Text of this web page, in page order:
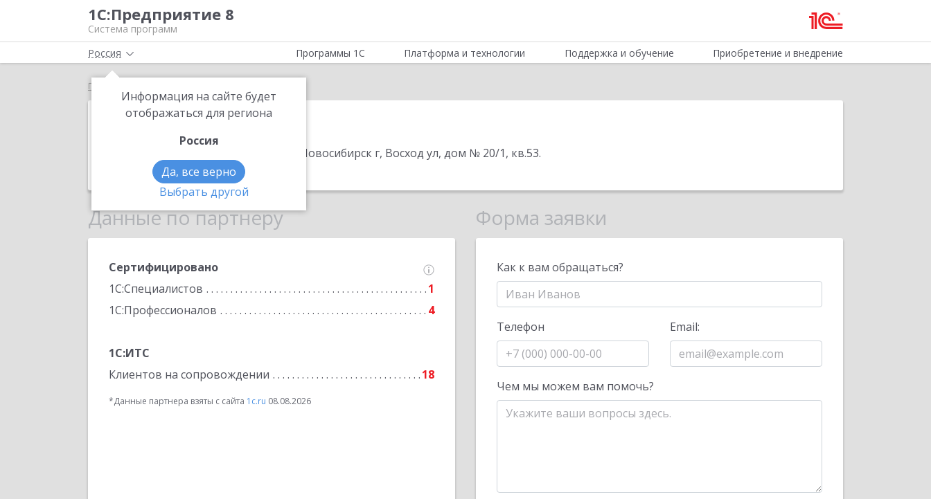
1С:Предприятие 8
Система программ
Россия
Информация на сайте будет
отображаться для региона
Россия
Да, все верно
Выбрать другой
Программы 1С Платформа и технологии Поддержка и обучение Приобретение и внедрение
Главная
Юнити
630102, Новосибирская обл, Новосибирск г, Восход ул, дом № 20/1, кв.53.
Телефон: (923) 500-0004
Данные по партнеру
Сертифицировано
1С:Специалистов
1
1С:Профессионалов
4
1С:ИТС
Клиентов на сопровождении
18
*Данные партнера взяты с сайта 1c.ru 08.08.2026
Форма заявки
Как к вам обращаться?
Телефон Email:
Чем мы можем вам помочь?